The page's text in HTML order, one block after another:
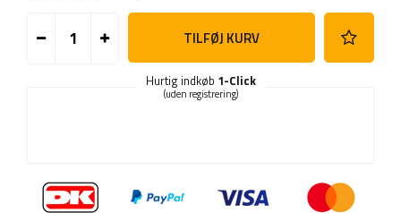
TILFØJ KURV
Hurtig indkøb 1-Click
(uden registrering)